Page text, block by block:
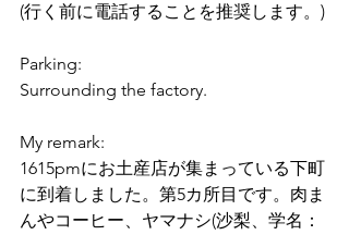
(行く前に電話することを推奨します。)
Parking:
Surrounding the factory.
My remark:
1615pmにお土産店が集まっている下町
に到着しました。第5カ所目です。肉ま
んやコーヒー、ヤマナシ(沙梨、学名：